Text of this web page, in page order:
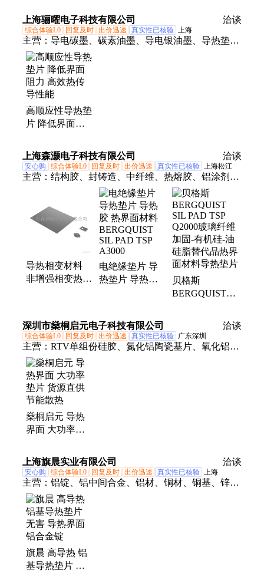
胶片散热导热垫
片
上海骊曜电子科技有限公司 洽谈
综合体验L0 回复及时 出价迅速 真实性已核验 上海
主营： 导电碳墨、碳素油墨、导电银油墨、导热垫
片、导电电银油墨、银浆、环氧树脂胶
高顺应性导热垫
片 降低界面阻
性能
上海森灏电子科技有限公司 洽谈
安心购 综合体验L0 回复及时 出价迅速 真实性已核验 上海松江
主营： 结构胶、封铸造、中纤维、热熔胶、铝涂剂、
快干胶、聚氨酯、板复合、集装箱、洗衣机、胶粘
接、过滤器、乐泰c5-a、螺纹锁固、齿轮螺丝、材料
粘接、汉高乐泰、元件胶水、专用双组、刚性泡沫、
loctiteaa326、风能船舶、乐泰480瞬、灌封涂层、装箱
导热相变材料
非增强相变热界
3500U
电绝缘垫片 导
热垫片 导热胶
A3000
贝格斯
BERGQUIST
Q2000玻璃纤维
加固-有机硅-油
硅脂替代品热界
深圳市燊桐启元电子科技有限公司 洽谈
综合体验L0 回复及时 出价迅速 真实性已核验 广东深圳
主营： RTV单组份硅胶、氮化铝陶瓷基片、氧化铝陶
瓷基片、超高导热硅胶片、高导热硅胶片、导热硅
脂、高导热硅胶灌封胶、导热矽胶绝缘布、高导热凝
胶、高性能相变导热片、高导热相变陶瓷片、相变导
热片、导热矽胶布、导热硅胶片、导热硅胶灌封胶、
导热脂、陶瓷异形结构件、氧化铝陶瓷异形件、氧化
铝陶瓷、双组份凝胶、氮化铝陶瓷异形件、氮化铝陶
燊桐启元 导热
界面 大功率垫
能散热
上海旗晨实业有限公司 洽谈
安心购 综合体验L0 回复及时 出价迅速 真实性已核验 上海
主营： 铝锭、铝中间合金、铝材、铜材、铜基、锌合
金
旗晨 高导热 铝
基导热垫片 无